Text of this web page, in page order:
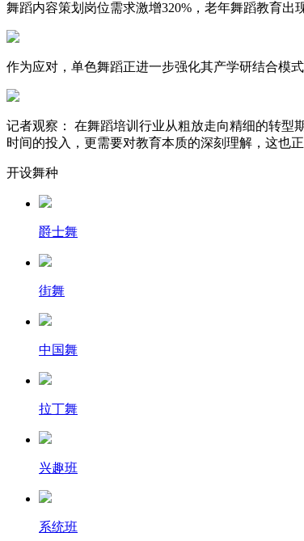
舞蹈内容策划岗位需求激增320%，老年舞蹈教育出
作为应对，单色舞蹈正进一步强化其产学研结合模
记者观察： 在舞蹈培训行业从粗放走向精细的转型
时间的投入，更需要对教育本质的深刻理解，这也
开设舞种
爵士舞
街舞
中国舞
拉丁舞
兴趣班
系统班